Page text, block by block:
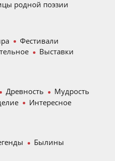
родной поэзии
Фестивали
Выставки
Древность
Мудрость
Интересное
Былины